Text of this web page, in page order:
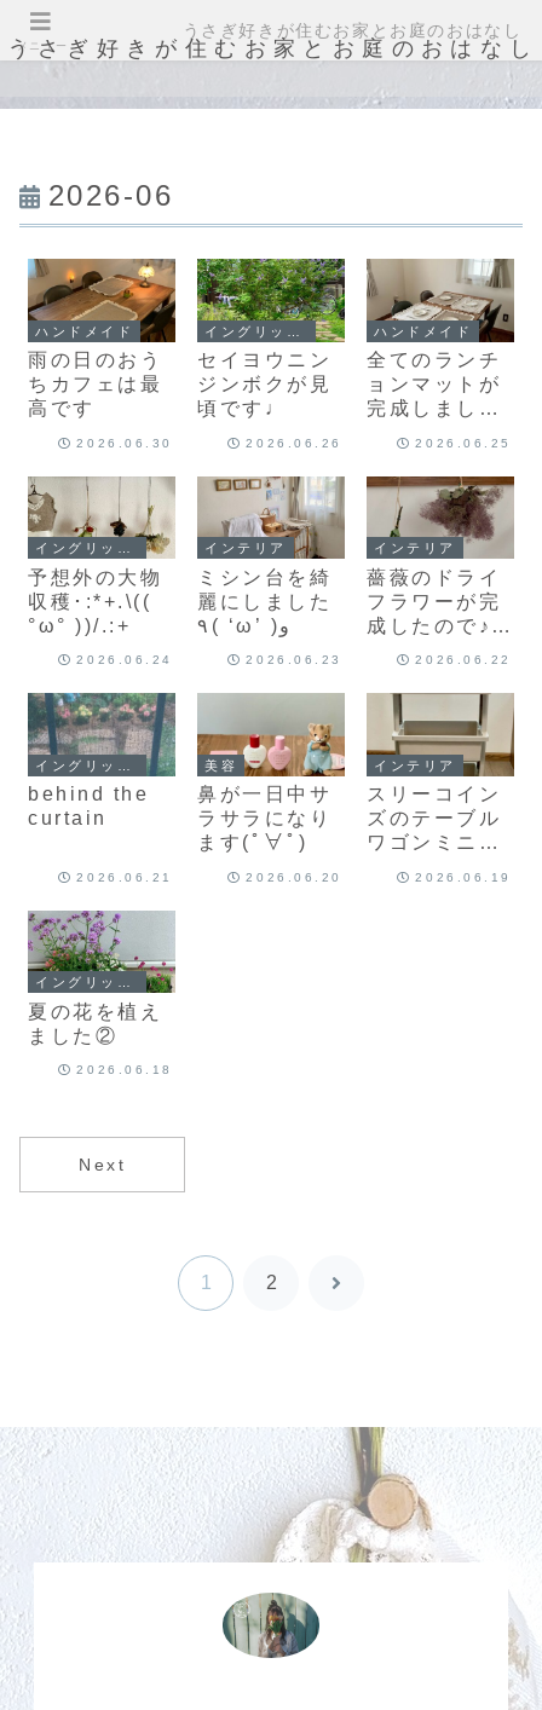
うさぎ好きが住むお家とお庭のおはなし
2026-06
ハンドメイド
雨の日のおう
ちカフェは最
高です
2026.06.30
セイヨウニン
ジンボクが見
頃です♩
2026.06.26
ハンドメイド
全てのランチ
ョンマットが
完成しまし
2026.06.25
予想外の大物
収穫･:*+.\((
°ω° ))/.:+
2026.06.24
インテリア
ミシン台を綺
麗にしました
٩( ‘ω’ )و
2026.06.23
インテリア
薔薇のドライ
フラワーが完
成したので♪(
´▽｀)2026.06.22
behind the
curtain
2026.06.21
美容
鼻が一日中サ
ラサラになり
ます(ﾟ∀ﾟ)
2026.06.20
インテリア
スリーコイン
ズのテーブル
ワゴンミニを
2026.06.19
夏の花を植え
ました②
2026.06.18
Next
1 2
次
メニュー
うさぎ好きが住むお家とお庭のおはなし